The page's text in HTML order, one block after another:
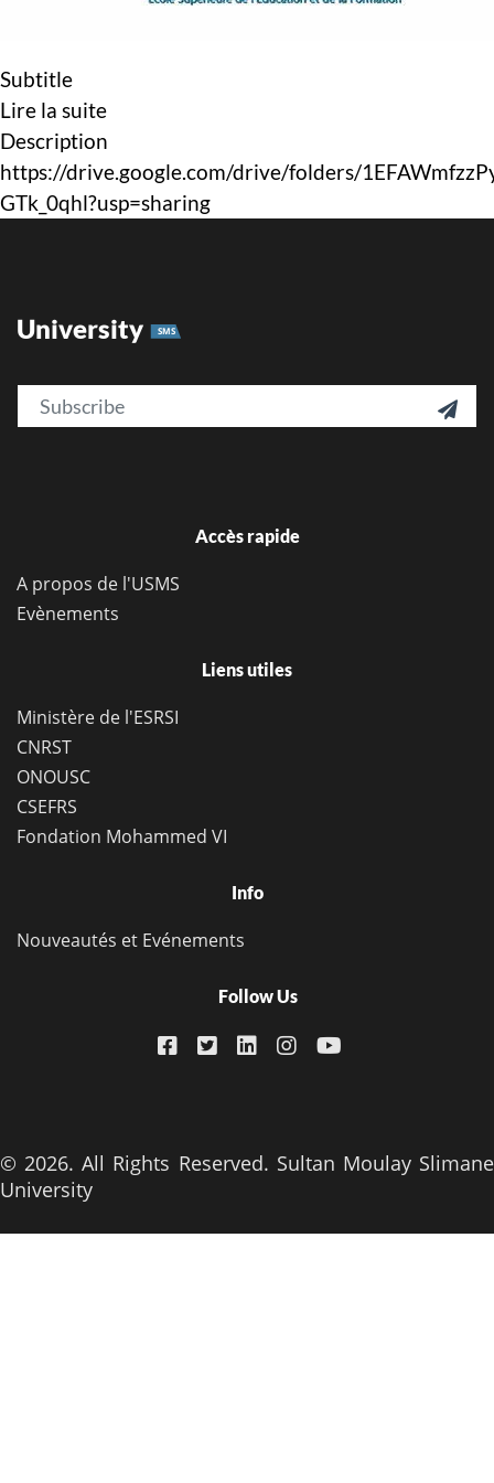
Subtitle
Lire la suite
Description
https://drive.google.com/drive/folders/
GTk_0qhl?usp=sharing
University SMS
Email 
Accès rapide
A propos de l'USMS
Evènements
Liens utiles
Ministère de l'ESRSI
CNRST
ONOUSC
CSEFRS
Fondation Mohammed VI
Info
Nouveautés et Evénements
Follow Us
© 2026. All Rights Reserved. Sultan Moulay Slimane
University